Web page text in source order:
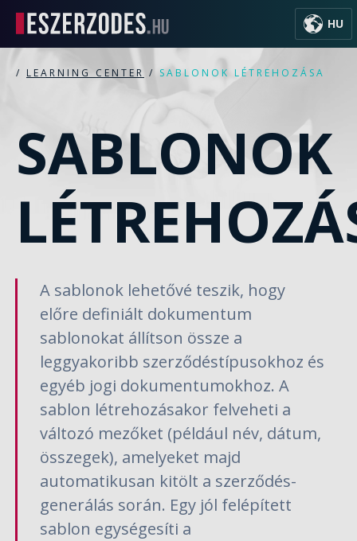
HU
/ LEARNING CENTER / SABLONOK LÉTREHOZÁSA
SABLONOK
A sablonok lehetővé teszik, hogy
előre definiált dokumentum
sablonokat állítson össze a
leggyakoribb szerződéstípusokhoz és
egyéb jogi dokumentumokhoz. A
sablon létrehozásakor felveheti a
változó mezőket (például név, dátum,
összegek), amelyeket majd
automatikusan kitölt a szerződés-
generálás során. Egy jól felépített
sablon egységesíti a